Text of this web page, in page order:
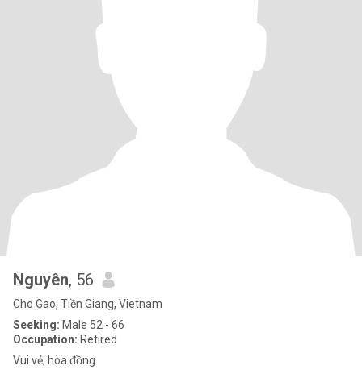
Nguyên, 56
Cho Gao, Tiền Giang, Vietnam
Seeking: Male 52 - 66
Occupation: Retired
Vui vẻ, hòa đồng